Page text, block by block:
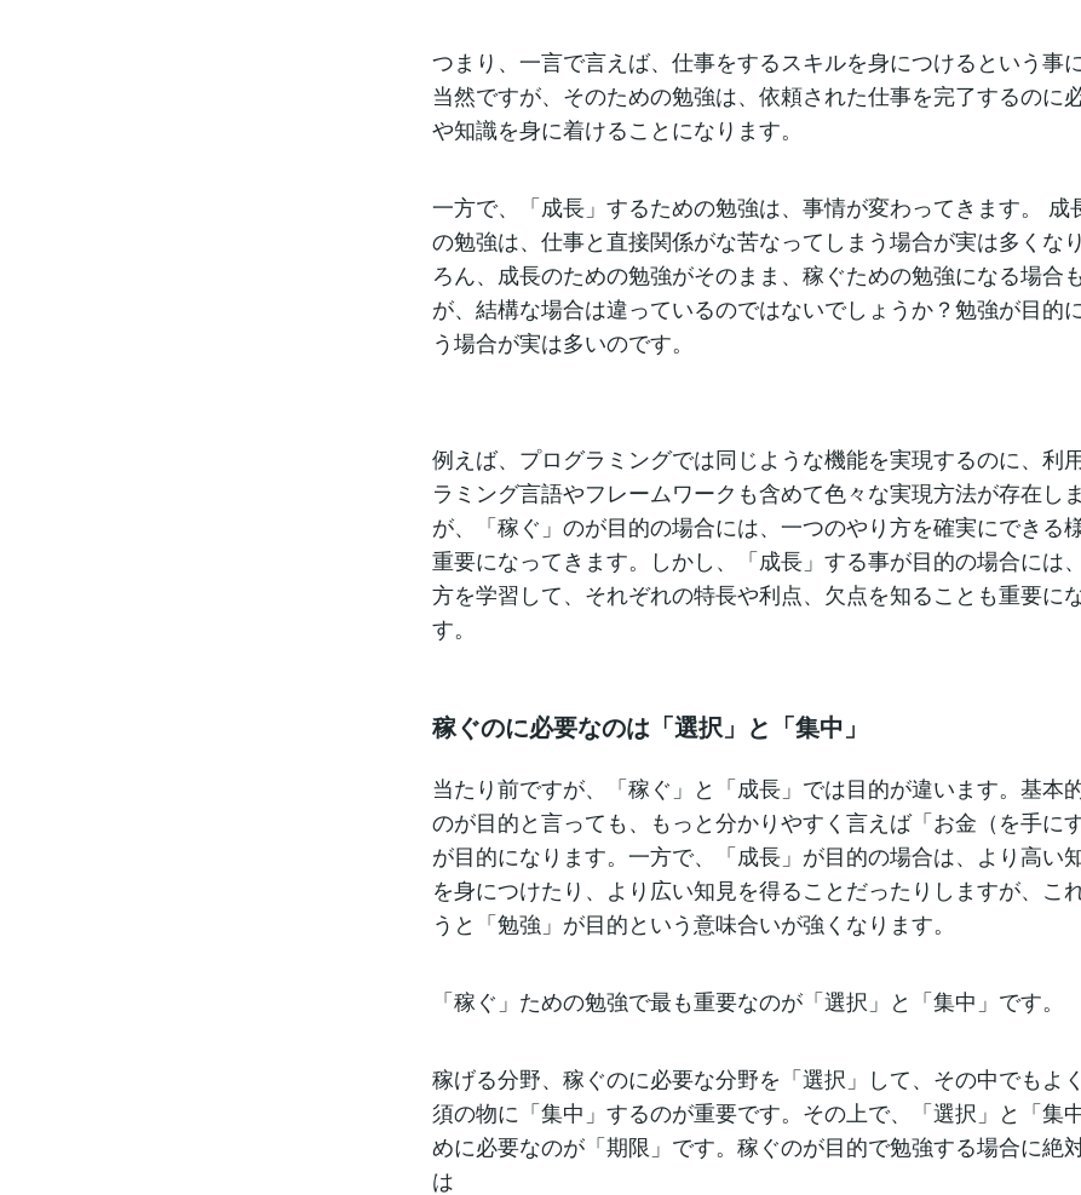
つまり、一言で言えば、仕事をするスキルを身につけるという事
当然ですが、そのための勉強は、依頼された仕事を完了するのに
や知識を身に着けることになります。
一方で、「成長」するための勉強は、事情が変わってきます。 成
の勉強は、仕事と直接関係がな苦なってしまう場合が実は多くな
ろん、成長のための勉強がそのまま、稼ぐための勉強になる場合
が、結構な場合は違っているのではないでしょうか？勉強が目的
う場合が実は多いのです。
例えば、プログラミングでは同じような機能を実現するのに、利
ラミング言語やフレームワークも含めて色々な実現方法が存在し
が、「稼ぐ」のが目的の場合には、一つのやり方を確実にできる
重要になってきます。しかし、「成長」する事が目的の場合には
方を学習して、それぞれの特長や利点、欠点を知ることも重要に
す。
稼ぐのに必要なのは「選択」と「集中」
当たり前ですが、「稼ぐ」と「成長」では目的が違います。基本
のが目的と言っても、もっと分かりやすく言えば「お金（を手に
が目的になります。一方で、「成長」が目的の場合は、より高い
を身につけたり、より広い知見を得ることだったりしますが、こ
うと「勉強」が目的という意味合いが強くなります。
「稼ぐ」ための勉強で最も重要なのが「選択」と「集中」です。
稼げる分野、稼ぐのに必要な分野を「選択」して、その中でもよ
須の物に「集中」するのが重要です。その上で、「選択」と「集
めに必要なのが「期限」です。稼ぐのが目的で勉強する場合に絶
は